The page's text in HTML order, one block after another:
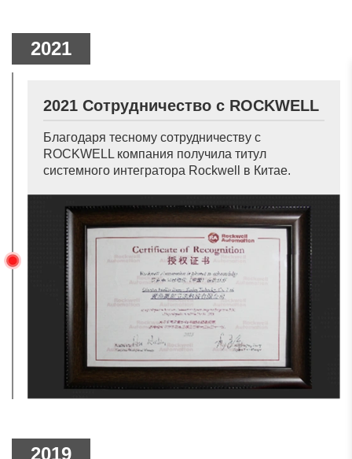
2021
2021 Сотрудничество с ROCKWELL
Благодаря тесному сотрудничеству с
ROCKWELL компания получила титул
системного интегратора Rockwell в Китае.
2019